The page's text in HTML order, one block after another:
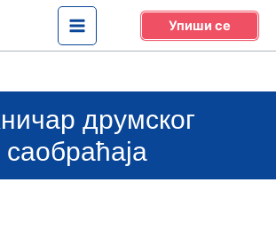
Упиши се
друмског
саобраћаја